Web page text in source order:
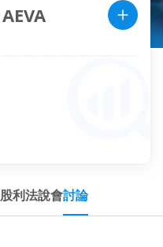
AEVA
股利法說會討論